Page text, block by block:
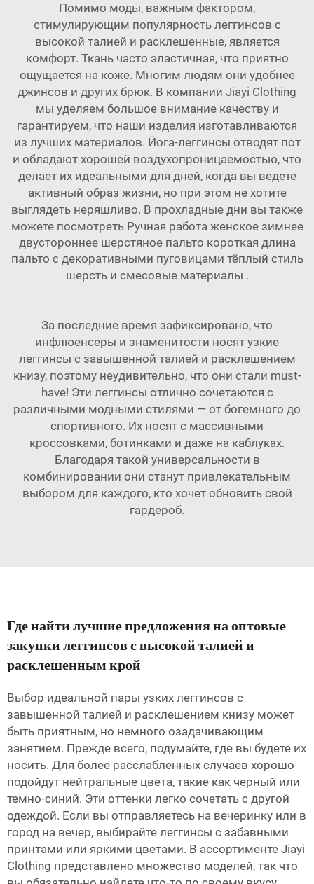
Помимо моды, важным фактором,
стимулирующим популярность леггинсов с
высокой талией и расклешенные, является
комфорт. Ткань часто эластичная, что приятно
ощущается на коже. Многим людям они удобнее
джинсов и других брюк. В компании Jiayi Clothing
мы уделяем большое внимание качеству и
гарантируем, что наши изделия изготавливаются
из лучших материалов. Йога-леггинсы отводят пот
и обладают хорошей воздухопроницаемостью, что
делает их идеальными для дней, когда вы ведете
активный образ жизни, но при этом не хотите
выглядеть неряшливо. В прохладные дни вы также
можете посмотреть Ручная работа женское зимнее
двустороннее шерстяное пальто короткая длина
пальто с декоративными пуговицами тёплый стиль
шерсть и смесовые материалы .
За последние время зафиксировано, что
инфлюенсеры и знаменитости носят узкие
леггинсы с завышенной талией и расклешением
книзу, поэтому неудивительно, что они стали must-
have! Эти леггинсы отлично сочетаются с
различными модными стилями — от богемного до
спортивного. Их носят с массивными
кроссовками, ботинками и даже на каблуках.
Благодаря такой универсальности в
комбинировании они станут привлекательным
выбором для каждого, кто хочет обновить свой
гардероб.
Где найти лучшие предложения на оптовые
закупки леггинсов с высокой талией и
расклешенным крой
Выбор идеальной пары узких леггинсов с
завышенной талией и расклешением книзу может
быть приятным, но немного озадачивающим
занятием. Прежде всего, подумайте, где вы будете их
носить. Для более расслабленных случаев хорошо
подойдут нейтральные цвета, такие как черный или
темно-синий. Эти оттенки легко сочетать с другой
одеждой. Если вы отправляетесь на вечеринку или в
город на вечер, выбирайте леггинсы с забавными
принтами или яркими цветами. В ассортименте Jiayi
Clothing представлено множество моделей, так что